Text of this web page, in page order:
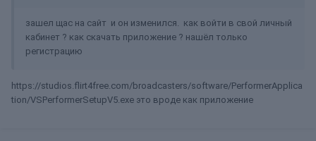
зашел щас на сайт и он изменился. как войти в свой личный
кабинет ? как скачать приложение ? нашёл только
регистрацию
https://studios.flirt4free.com/broadcasters/software/PerformerApplica
tion/VSPerformerSetupV5.exe это вроде как приложение